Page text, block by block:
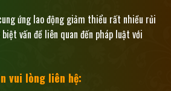
ứng lao động giảm thiểu rất nhiều rủi
vấn đề liên quan đến pháp luật với
vui lòng liên hệ: